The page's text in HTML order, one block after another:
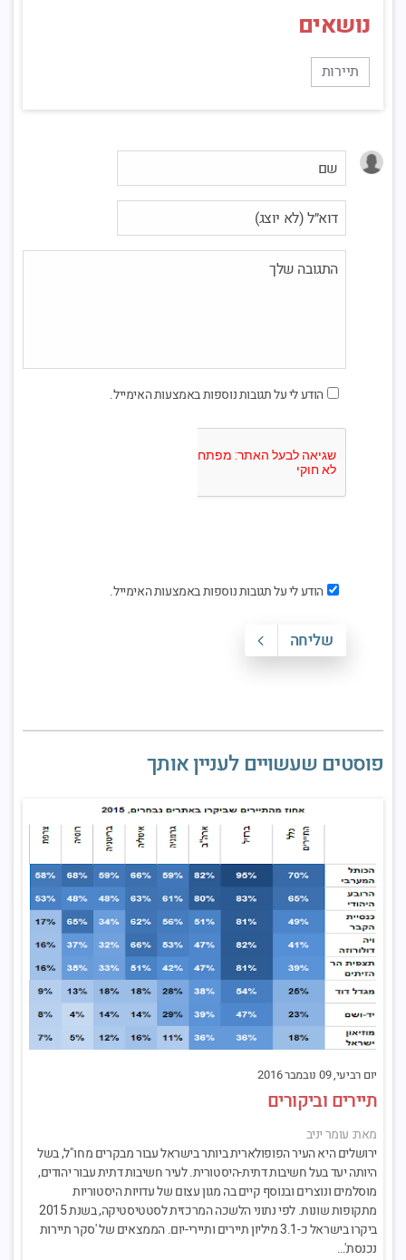
נושאים
תיירות
הודע לי על תגובות נוספות באמצעות האימייל.
הודע לי על תגובות נוספות באמצעות האימייל.
שליחה
פוסטים שעשויים לעניין אותך
יום רביעי, 09 נובמבר 2016
תיירים וביקורים
מאת: עומר יניב
ירושלים היא העיר הפופולארית ביותר בישראל עבור מבקרים מחו"ל, בשל
היותה יעד בעל חשיבות דתית-היסטורית. לעיר חשיבות דתית עבור יהודים,
מוסלמים ונוצרים ובנוסף קיים בה מגון עצום של עדויות היסטוריות
מתקופות שונות. לפי נתוני הלשכה המרכזית לסטטיסטיקה, בשנת 2015
ביקרו בישראל כ-3.1 מיליון תיירים ותיירי-יום. הממצאים של 'סקר תיירות
נכנסת'…